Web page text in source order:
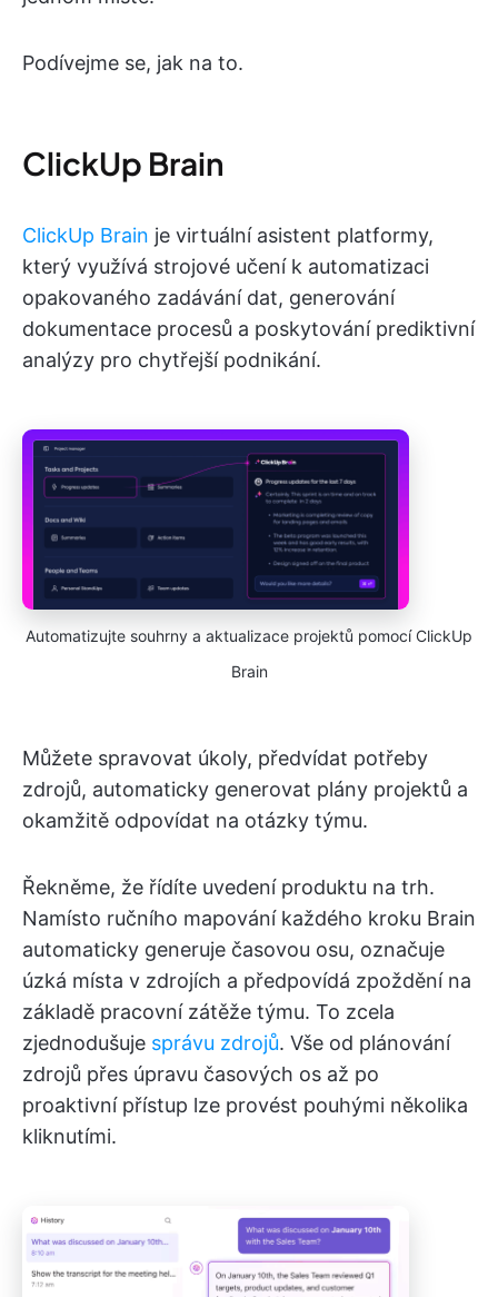
Podívejme se, jak na to.
ClickUp Brain
ClickUp Brain je virtuální asistent platformy,
který využívá strojové učení k automatizaci
opakovaného zadávání dat, generování
dokumentace procesů a poskytování prediktivní
analýzy pro chytřejší podnikání.
Automatizujte souhrny a aktualizace projektů pomocí ClickUp
Brain
Můžete spravovat úkoly, předvídat potřeby
zdrojů, automaticky generovat plány projektů a
okamžitě odpovídat na otázky týmu.
Řekněme, že řídíte uvedení produktu na trh.
Namísto ručního mapování každého kroku Brain
automaticky generuje časovou osu, označuje
úzká místa v zdrojích a předpovídá zpoždění na
základě pracovní zátěže týmu. To zcela
zjednodušuje správu zdrojů. Vše od plánování
zdrojů přes úpravu časových os až po
proaktivní přístup lze provést pouhými několika
kliknutími.